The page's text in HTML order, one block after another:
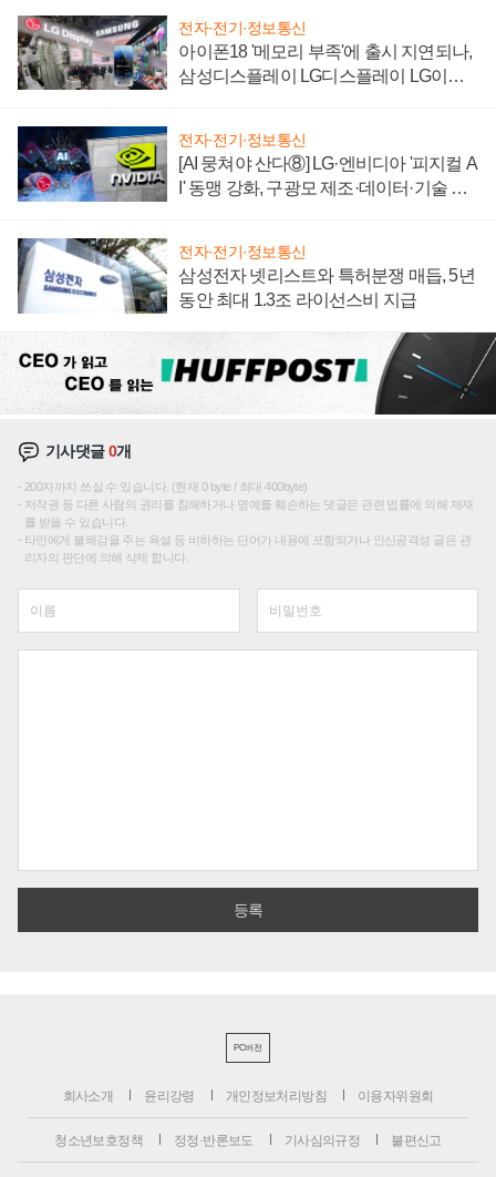
전자·전기·정보통신
아이폰18 '메모리 부족'에 출시 지연되나,
삼성디스플레이 LG디스플레이 LG이노
전자·전기·정보통신
[AI 뭉쳐야 산다⑧] LG·엔비디아 '피지컬 A
I' 동맹 강화, 구광모 제조·데이터·기술 결
전자·전기·정보통신
삼성전자 넷리스트와 특허분쟁 매듭, 5년
동안 최대 1.3조 라이선스비 지급
기사댓글0개
200자까지 쓰실 수 있습니다. (현재 0 byte / 최대 400byte)
저작권 등 다른 사람의 권리를 침해하거나 명예를 훼손하는 댓글은 관련 법률에 의해 제재
를 받을 수 있습니다.
타인에게 불쾌감을 주는 욕설 등 비하하는 단어가 내용에 포함되거나 인신공격성 글은 관
리자의 판단에 의해 삭제 합니다.
PC버전
회사소개 윤리강령 개인정보처리방침 이용자위원회
청소년보호정책 정정·반론보도 기사심의규정 불편신고